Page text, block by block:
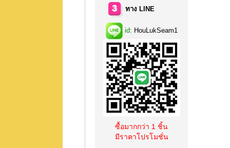
ทาง LINE
id: HouLukSeam1
ซื้อมากกว่า 1 ชิ้น
มีราคาโปรโมชั่น